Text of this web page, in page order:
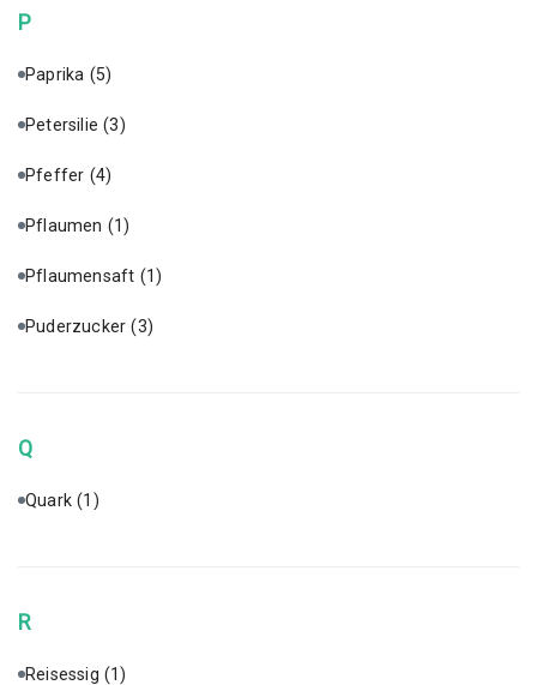
P
Paprika (5)
Petersilie(3)
Pfeffer (4)
Pflaumen (1)
Pflaumensaft (1)
Puderzucker(3)
Q
Quark(1)
R
Reisessig (1)